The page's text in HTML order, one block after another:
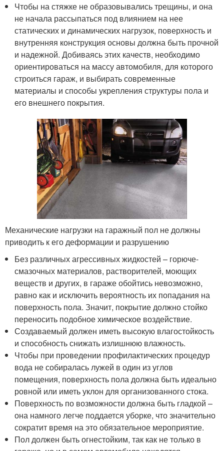
Чтобы на стяжке не образовывались трещины, и она
не начала рассыпаться под влиянием на нее
статических и динамических нагрузок, поверхность и
внутренняя конструкция основы должна быть прочной
и надежной. Добиваясь этих качеств, необходимо
ориентироваться на массу автомобиля, для которого
строиться гараж, и выбирать современные
материалы и способы укрепления структуры пола и
его внешнего покрытия.
Механические нагрузки на гаражный пол не должны
приводить к его деформации и разрушению
Без различных агрессивных жидкостей – горюче-
смазочных материалов, растворителей, моющих
веществ и других, в гараже обойтись невозможно,
равно как и исключить вероятность их попадания на
поверхность пола. Значит, покрытие должно стойко
переносить подобное химическое воздействие.
Создаваемый должен иметь высокую влагостойкость
и способность снижать излишнюю влажность.
Чтобы при проведении профилактических процедур
вода не собиралась лужей в один из углов
помещения, поверхность пола должна быть идеально
ровной или иметь уклон для организованного стока.
Поверхность по возможности должна быть гладкой –
она намного легче поддается уборке, что значительно
сократит время на это обязательное мероприятие.
Пол должен быть огнестойким, так как не только в